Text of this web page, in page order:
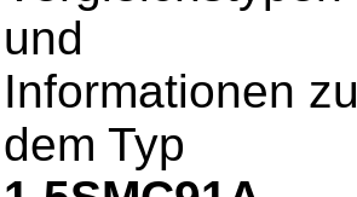
und
Informationen zu
dem Typ